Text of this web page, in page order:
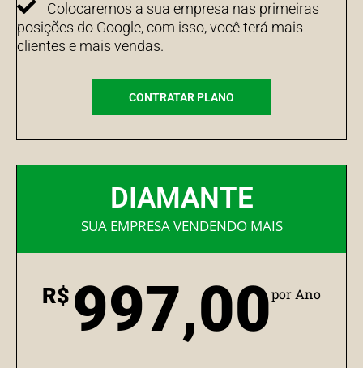
Colocaremos a sua empresa nas primeiras
posições do Google, com isso, você terá mais
clientes e mais vendas.
CONTRATAR PLANO
DIAMANTE
SUA EMPRESA VENDENDO MAIS
R$ 997,00por Ano